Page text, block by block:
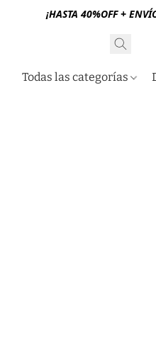
¡HASTA 40%OFF +
Todas las categorías